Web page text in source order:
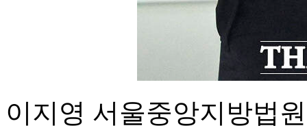
이지영 서울중앙지방법